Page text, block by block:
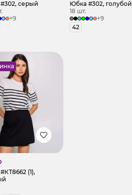
серый
+9
Юбка #302, голубой
18 шт.
+9
42
(1),